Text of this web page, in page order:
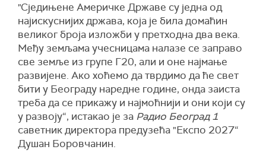
"Сједињене Америчке Државе су једна од
најискуснијих држава, која је била домаћин
великог броја изложби у претходна два века.
Међу земљама учесницама налазе се заправо
све земље из групе Г20, али и оне најмање
развијене. Ако хоћемо да тврдимо да ће свет
бити у Београду наредне године, онда заиста
треба да се прикажу и најмоћнији и они који су
у развоју“, истакао је за Радио Београд 1
саветник директора предузећа "Експо 2027“
Душан Боровчанин.